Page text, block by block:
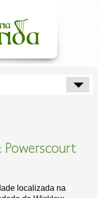
Powerscourt
localizada na